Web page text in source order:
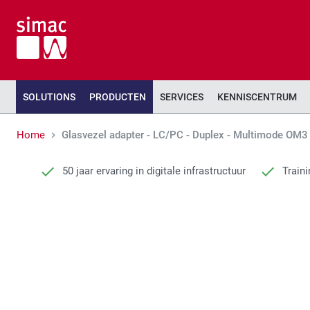
SOLUTIONS PRODUCTEN SERVICES KENNISCENTRUM
Home Glasvezel adapter - LC/PC - Duplex - Multimode OM3
50 jaar ervaring in digitale infrastructuur